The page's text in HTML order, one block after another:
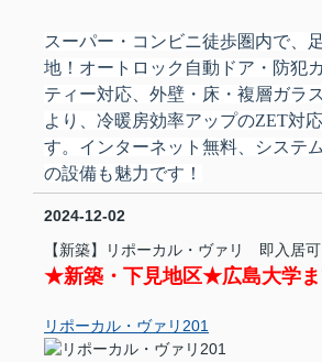
スーパー・コンビニ徒歩圏内で、
地！オートロック自動ドア・防犯
ティー対応、外壁・床・複層ガラ
より、冷暖房効率アップのZET対
す。インターネット無料、システ
の設備も魅力です！
2024-12-02
【新築】リポーカル・ヴァリ 即入居可
★新築・下見地区★広島大学
リポーカル・ヴァリ201